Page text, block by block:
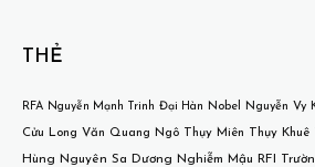
THẺ
RFA Nguyễn Mạnh Trinh Đại Hàn Nobel Nguyễn Vy
Cửu Long Văn Quang Ngô Thụy Miên Thụy Khuê
Hùng Nguyên Sa Dương Nghiễm Mậu RFI